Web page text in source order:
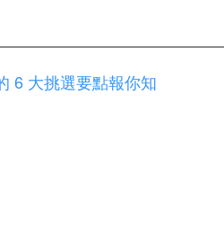
6 大挑選要點報你知